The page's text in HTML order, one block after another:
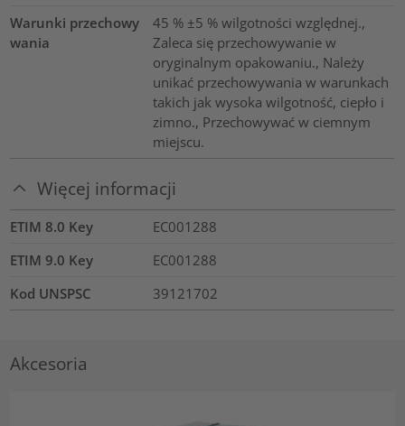
Warunki przechowy
wania
45 % ±5 % wilgotności względnej.,
Zaleca się przechowywanie w
oryginalnym opakowaniu., Należy
unikać przechowywania w warunkach
takich jak wysoka wilgotność, ciepło i
zimno., Przechowywać w ciemnym
miejscu.
Więcej informacji
ETIM 8.0 Key
EC001288
ETIM 9.0 Key
EC001288
Kod UNSPSC
39121702
Akcesoria